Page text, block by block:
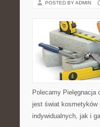
POSTED BY ADMIN
Polecamy Pielęgnacja
jest świat kosmetyków
indywidualnych, jak i